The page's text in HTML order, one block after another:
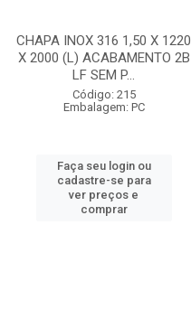
CHAPA INOX 316 1,50 X 1220
X 2000 (L) ACABAMENTO 2B
LF SEM P...
Código: 215
Embalagem: PC
Faça seu login ou
cadastre-se para
ver preços e
comprar